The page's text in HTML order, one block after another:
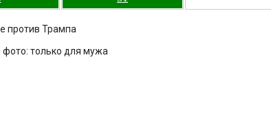
против Трампа
только для мужа